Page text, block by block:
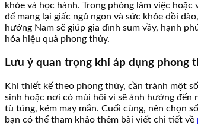
khỏe và học hành. Trong phòng làm việc
để mang lại giấc ngủ ngon và sức khỏe dồi
hướng Nam sẽ giúp gia đình sum vầy, hạnh
hóa hiệu quả phong thủy.
Lưu ý quan trọng khi áp dụng phong
Khi thiết kế theo phong thủy, cần tránh một
sinh hoặc nơi có mùi hôi vì sẽ ảnh hưởng
tù túng, kém may mắn. Cuối cùng, nên chọn
bạn có thể tham khảo thêm bài viết chi tiết về